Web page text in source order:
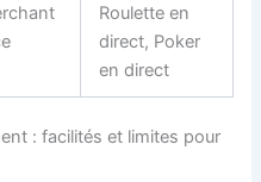
Roulette en
direct, Poker
en direct
: facilités et limites pour